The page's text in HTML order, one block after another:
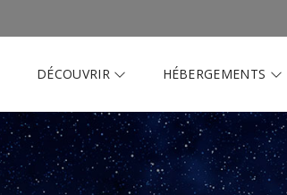
DÉCOUVRIR HÉBERGEMENTS